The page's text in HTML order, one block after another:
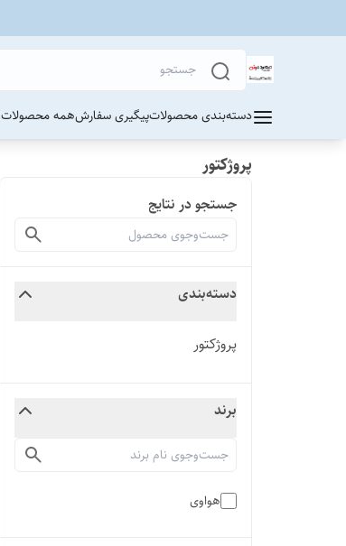
دسته‌بندی محصولاتپیگیری سفارشهمه محصولات
پروژکتور
جستجو در نتایج
دسته‌بندی
پروژکتور
برند
هواوی